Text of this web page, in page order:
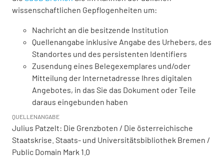
wissenschaftlichen Gepflogenheiten um:
Nachricht an die besitzende Institution
Quellenangabe inklusive Angabe des Urhebers, des
Standortes und des persistenten Identifiers
Zusendung eines Belegexemplares und/oder
Mitteilung der Internetadresse Ihres digitalen
Angebotes, in das Sie das Dokument oder Teile
daraus eingebunden haben
QUELLENANGABE
Julius Patzelt: Die Grenzboten / Die österreichische
Staatskrise. Staats- und Universitätsbibliothek Bremen /
Public Domain Mark 1.0